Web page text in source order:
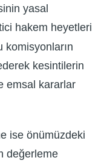
yasal
hakem heyetleri
komisyonların
kesintilerin
emsal kararlar
ise önümüzdeki
değerleme